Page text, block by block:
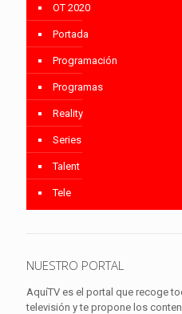
OT 2020
Portada
Programación
Programas
Reality
Series
Talent
Tele
NUESTRO PORTAL
AquíTV es el portal que recoge
televisión y te propone los